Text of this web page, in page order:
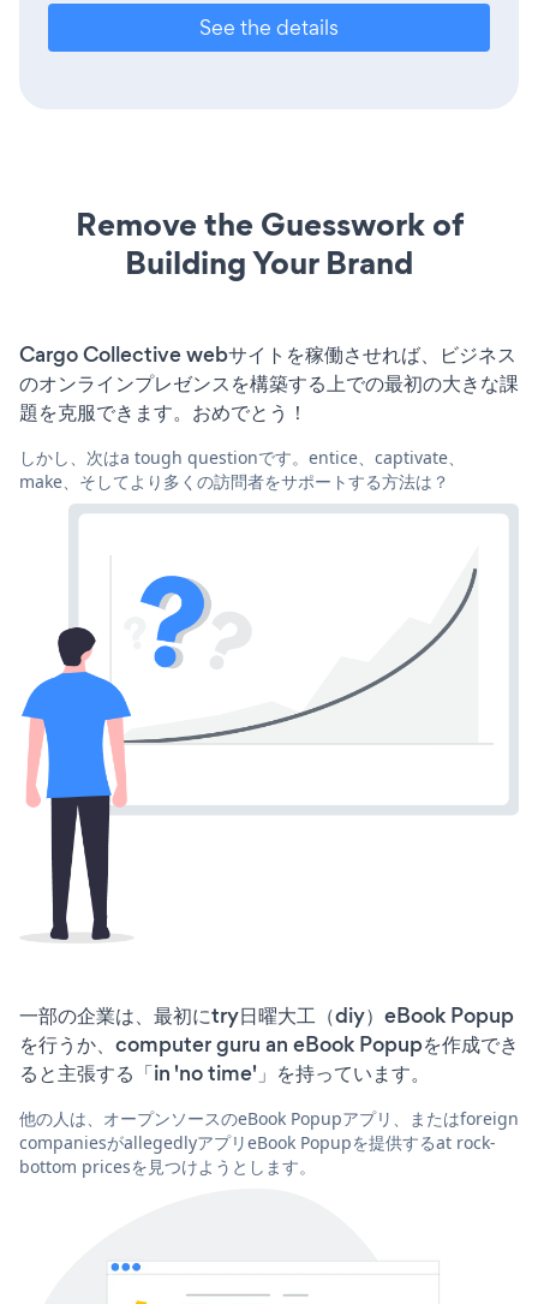
See the details
Remove the Guesswork of
Building Your Brand
Cargo Collective webサイトを稼働させれば、ビジネス
のオンラインプレゼンスを構築する上での最初の大きな課
題を克服できます。おめでとう！
しかし、次はa tough questionです。entice、captivate、
make、そしてより多くの訪問者をサポートする方法は？
一部の企業は、最初にtry日曜大工（diy）eBook Popup
を行うか、computer guru an eBook Popupを作成でき
ると主張する「in 'no time'」を持っています。
他の人は、オープンソースのeBook Popupアプリ、またはforeign
companiesがallegedlyアプリeBook Popupを提供するat rock-
bottom pricesを見つけようとします。